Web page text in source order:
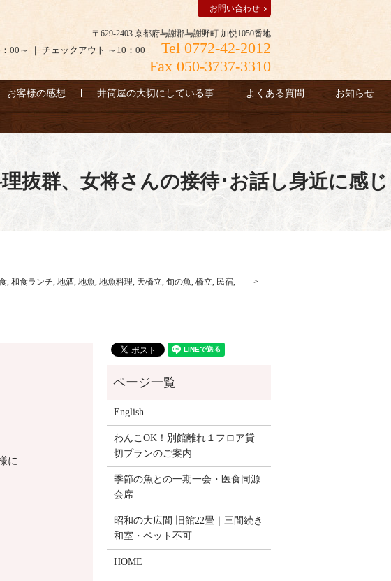
〒629-2403 京都府与謝郡与謝野町 加悦1050番地
00～ ｜ チェックアウト ～10：00
Tel 0772-42-2012
Fax 050-3737-3310
お問い合わせ
お客様の感想 井筒屋の大切にしている事 よくある質問 お知らせ
抜群、女将さんの接待･お話し身近に感じ
, 和食ランチ, 地酒, 地魚, 地魚料理, 天橋立, 旬の魚, 橋立, 民宿,
に
English
わんこOK！別館離れ１フロア貸
切プランのご案内
季節の魚との一期一会・医食同源
会席
昭和の大広間 旧館22畳｜三間続き
和室・ペット不可
HOME